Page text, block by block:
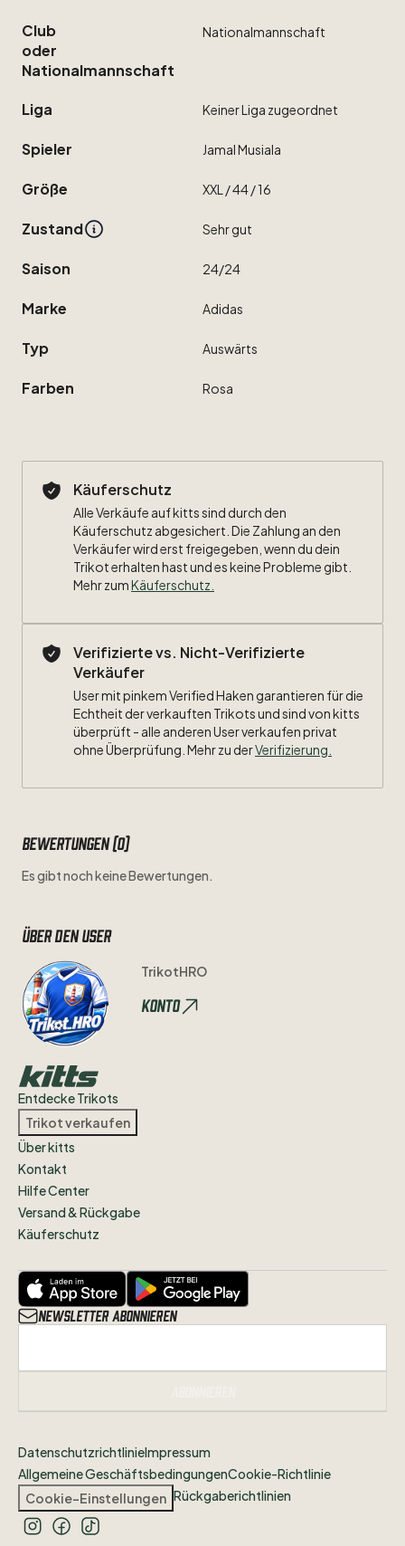
Club
oder
Nationalmannschaft
Nationalmannschaft
Liga KeinerLiga zugeordnet
Spieler JamalMusiala
Größe XXL ​/​44​/​16
Zustand Sehrgut
Saison 24​/​24
Marke Adidas
Typ Auswärts
Farben Rosa
Käuferschutz
Alle Verkäufe auf kitts sind durch den
Käuferschutz abgesichert. Die Zahlung an den
Verkäufer wird erst freigegeben, wenn du dein
Trikot erhalten hast und es keine Probleme gibt.
Mehr zumKäuferschutz
Verifizierte vs. Nicht-Verifizierte
Verkäufer
User mit pinkem Verified Haken garantieren für die
Echtheit der verkauften Trikots und sind von kitts
überprüft - alle anderen User verkaufen privat
ohne Überprüfung. Mehr zu derVerifizierung.
Bewertungen (0)
Es gibt noch keine Bewertungen.
Über den user
TrikotHRO
Konto
Entdecke Trikots
Trikot verkaufen
Über kitts
Kontakt
Hilfe Center
Versand & Rückgabe
Käuferschutz
Newsletter abonnieren
DatenschutzrichtlinieImpressum
Allgemeine GeschäftsbedingungenCookie-Richtlinie
Cookie-Einstellungen Rückgaberichtlinien